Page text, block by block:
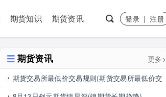
期货知识 期货资讯 登录|注册
期货资讯
更多>
期货交易所最低价交易规则(期货交易所最低价交